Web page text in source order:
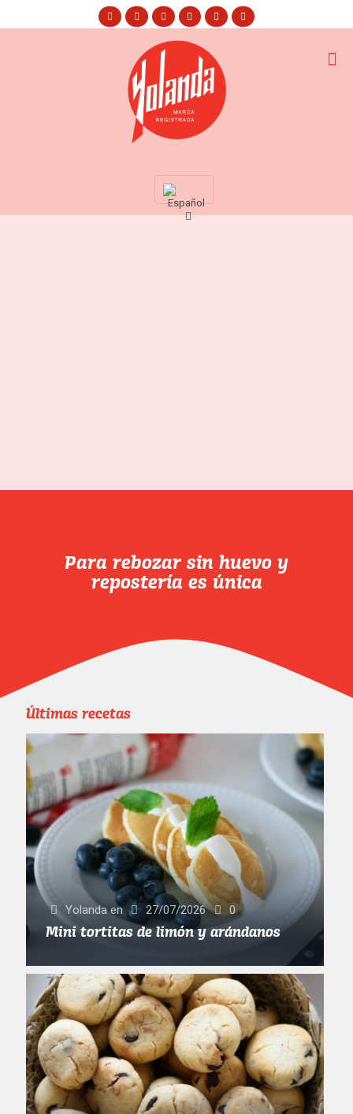
Para rebozar sin huevo y
repostería es única
Últimas recetas
Yolanda en 27/07/2026 0
Mini tortitas de limón y arándanos